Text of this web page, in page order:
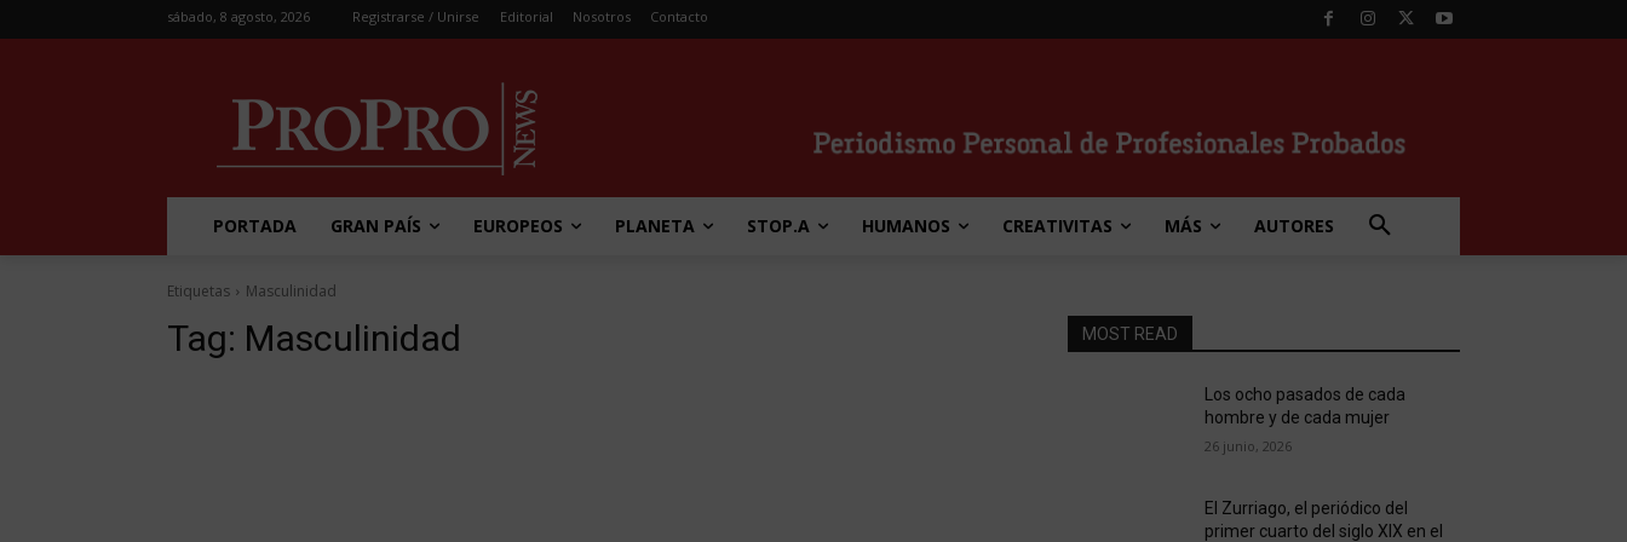
sábado, 8 agosto, 2026 Registrarse / Unirse Editorial Nosotros Contacto
PORTADA GRAN PAÍS EUROPEOS PLANETA STOP.A HUMANOS CREATIVITAS MÁS AUTORES
Etiquetas Masculinidad
Tag: Masculinidad MOST READ
Los ocho pasados de cada
hombre y de cada mujer
26 junio, 2026
El Zurriago, el periódico del
primer cuarto del siglo XIX en el